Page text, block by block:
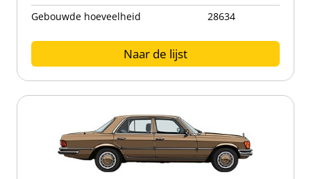
Gebouwde hoeveelheid
28634
Naar de lijst